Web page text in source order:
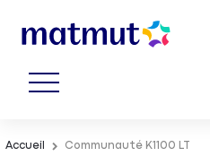
Accueil Communauté K1100 LT